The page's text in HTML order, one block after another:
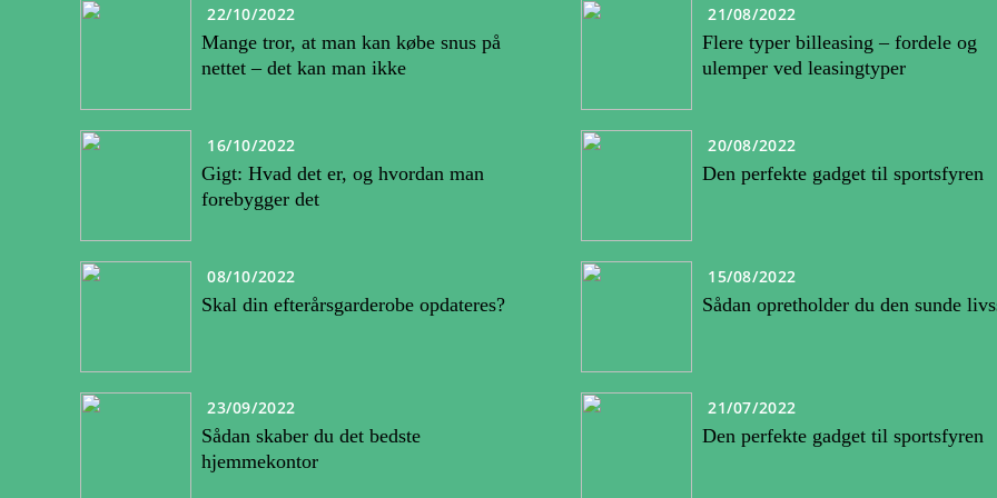
22/10/2022
Mange tror, at man kan købe snus på
nettet – det kan man ikke
16/10/2022
Gigt: Hvad det er, og hvordan man
forebygger det
08/10/2022
Skal din efterårsgarderobe opdateres?
23/09/2022
Sådan skaber du det bedste
hjemmekontor
21/08/2022
Flere typer billeasing – fordele og
ulemper ved leasingtyper
20/08/2022
Den perfekte gadget til sportsfyren
15/08/2022
Sådan opretholder du den sunde
21/07/2022
Den perfekte gadget til sportsfyren